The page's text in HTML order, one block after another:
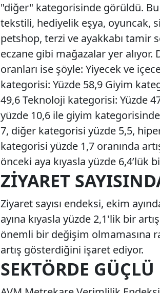
"diğer" kategorisinde görüldü.
tekstili, hediyelik eşya, oyuncak,
petshop, terzi ve ayakkabı tamir
eczane gibi mağazalar yer
oranları ise şöyle: Yiyecek ve
kategorisi: Yüzde 58,9 Giyim
49,6 Teknoloji kategorisi: Yüzde
yüzde 10,6 ile giyim
7, diğer kategorisi yüzde 5,5,
kategorisi yüzde 1,7 oranında
önceki aya kıyasla yüzde 6,4’lük
ZIYARET
Ziyaret sayısı endeksi, ekim
ayına kıyasla yüzde 2,1'lik bir
önemli bir değişim olmamasına
artış gösterdiğini işaret ediyor.
SEKTÖRDE